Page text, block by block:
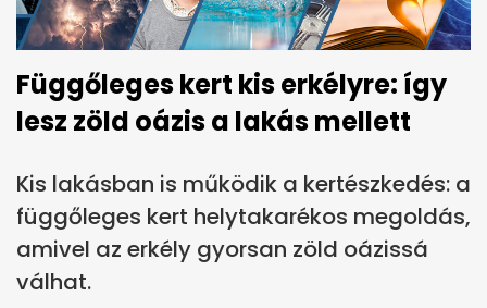
Függőleges kert kis erkélyre: így
lesz zöld oázis a lakás mellett
Kis lakásban is működik a kertészkedés: a
függőleges kert helytakarékos megoldás,
amivel az erkély gyorsan zöld oázissá
válhat.